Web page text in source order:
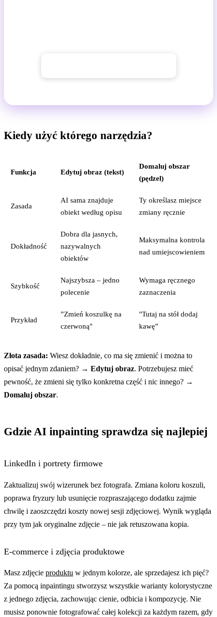
Kiedy użyć którego narzędzia?
Funkcja Edytuj obraz (tekst)
Domaluj obszar
(pędzel)
Zasada
AI sama znajduje
obiekt według opisu
Ty określasz miejsce
zmiany ręcznie
Dokładność
Dobra dla jasnych,
nazywalnych
obiektów
Maksymalna kontrola
nad umiejscowieniem
Szybkość
Najszybsza – jedno
polecenie
Wymaga ręcznego
zaznaczenia
Przykład
”Zmień koszulkę na
czerwoną"
"Tutaj na stół dodaj
kawę”
Złota zasada: Wiesz dokładnie, co ma się zmienić i można to
opisać jednym zdaniem? → Edytuj obraz. Potrzebujesz mieć
pewność, że zmieni się tylko konkretna część i nic innego? →
Domaluj obszar.
Gdzie AI inpainting sprawdza się najlepiej
LinkedIn i portrety firmowe
Zaktualizuj swój wizerunek bez fotografa. Zmiana koloru koszuli,
poprawa fryzury lub usunięcie rozpraszającego dodatku zajmie
chwilę i zaoszczędzi koszty nowej sesji zdjęciowej. Wynik wygląda
przy tym jak oryginalne zdjęcie – nie jak retuszowana kopia.
E-commerce i zdjęcia produktowe
Masz zdjęcie produktu w jednym kolorze, ale sprzedajesz ich pięć?
Za pomocą inpaintingu stworzysz wszystkie warianty kolorystyczne
z jednego zdjęcia, zachowując cienie, odbicia i kompozycję. Nie
musisz ponownie fotografować całej kolekcji za każdym razem, gdy